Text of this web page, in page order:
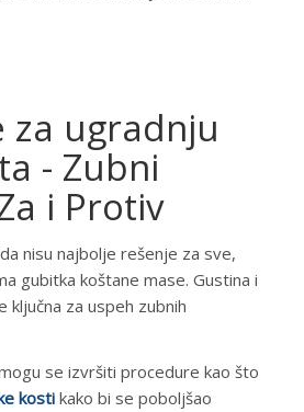
za ugradnju
- Zubni
i Protiv
nisu najbolje rešenje za sve,
gubitka koštane mase. Gustina i
ključna za uspeh zubnih
se izvršiti procedure kao što
kosti kako bi se poboljšao